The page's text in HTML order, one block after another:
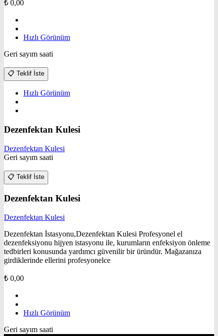
₺ 0,00
Hızlı Görünüm
Geri sayım saati
📋 Teklif İste
Hızlı Görünüm
Dezenfektan Kulesi
Dezenfektan Kulesi
Geri sayım saati
📋 Teklif İste
Dezenfektan Kulesi
Dezenfektan Kulesi
Dezenfektan İstasyonu,Dezenfektan Kulesi Profesyonel el
dezenfeksiyonu hijyen istasyonu ile, kurumların enfeksiyon önleme
tedbirleri konusunda yardımcı güvenilir bir üründür. Mağazanıza
girdiklerinde ellerini profesyonelce
₺ 0,00
Hızlı Görünüm
Geri sayım saati